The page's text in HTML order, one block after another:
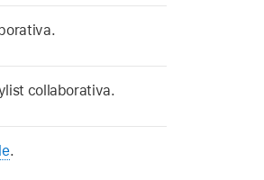
collaborativa.
.